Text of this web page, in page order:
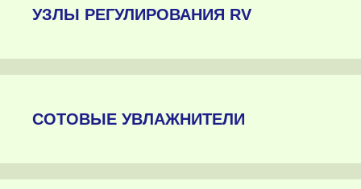
УЗЛЫ РЕГУЛИРОВАНИЯ RV
СОТОВЫЕ УВЛАЖНИТЕЛИ